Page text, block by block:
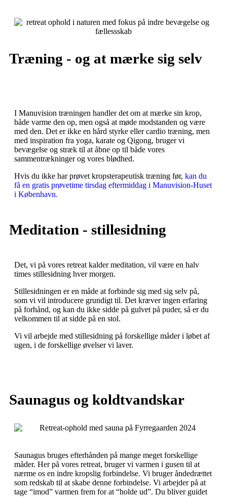
Træning - og at mærke sig selv
I Manuvision træningen handler det om at mærke sin krop,
både varme den op, men også at møde modstanden og være
med den. Det er ikke en hård styrke eller cardio træning, men
med inspiration fra yoga, karate og Qigong, bruger vi
bevægelse og stræk til at åbne op til både vores
sammentrækninger og vores blødhed.
Hvis du ikke har prøvet kropsterapeutisk træning før, kan du
få en gratis prøvetime tirsdag eftermiddag i Manuvision-Huset
i København.
Meditation - stillesidning
Det, vi på vores retreat kalder meditation, vil være en halv
times stillesidning hver morgen.
Stillesidningen er en måde at forbinde sig med sig selv på,
som vi vil introducere grundigt til. Det kræver ingen erfaring
på forhånd, og kan du ikke sidde på gulvet på puder, så er du
velkommen til at sidde på en stol.
Vi vil arbejde med stillesidning på forskellige måder i løbet af
ugen, i de forskellige øvelser vi laver.
Saunagus og koldtvandskar
Saunagus bruges efterhånden på mange meget forskellige
måder. Her på vores retreat, bruger vi varmen i gusen til at
nærme os en indre kropslig forbindelse. Vi bruger åndedrættet
som redskab til at skabe denne forbindelse. Vi arbejder på at
tage “imod” varmen frem for at “holde ud”. Du bliver guidet